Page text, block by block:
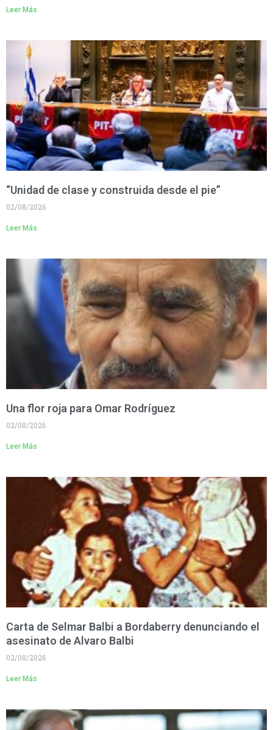
Leer Más
“Unidad de clase y construida desde el pie”
02/08/2026
Leer Más
Una flor roja para Omar Rodríguez
02/08/2026
Leer Más
Carta de Selmar Balbi a Bordaberry denunciando el
asesinato de Alvaro Balbi
02/08/2026
Leer Más